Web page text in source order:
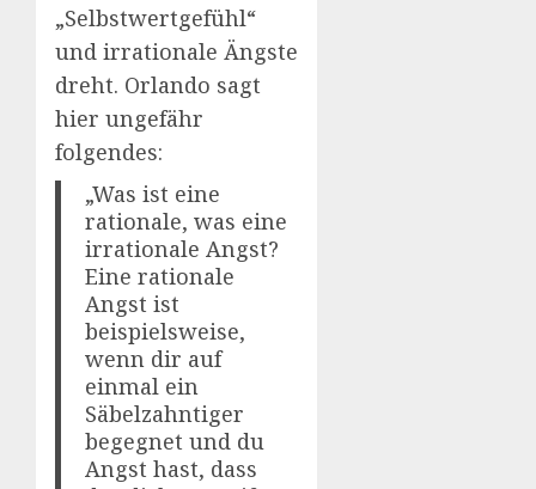
„Selbstwertgefühl“
und irrationale Ängste
dreht. Orlando sagt
hier ungefähr
folgendes:
„Was ist eine
rationale, was eine
irrationale Angst?
Eine rationale
Angst ist
beispielsweise,
wenn dir auf
einmal ein
Säbelzahntiger
begegnet und du
Angst hast, dass